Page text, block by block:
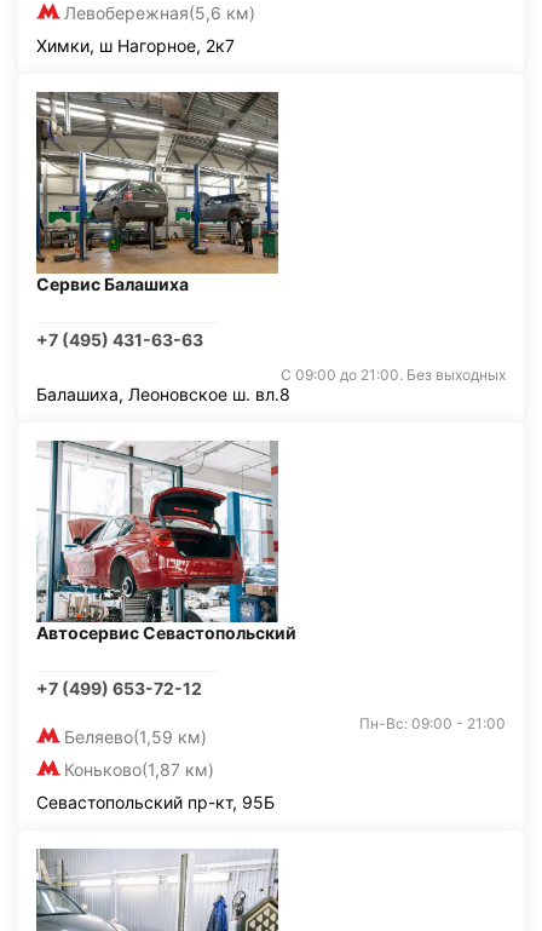
Левобережная(5,6 км)
Химки, ш Нагорное, 2к7
Сервис Балашиха
+7 (495) 431-63-63
С 09:00 до 21:00. Без выходных
Балашиха, Леоновское ш. вл.8
Автосервис Севастопольский
+7 (499) 653-72-12
Беляево(1,59 км)
Коньково(1,87 км)
Пн-Вс: 09:00 - 21:00
Севастопольский пр-кт, 95Б